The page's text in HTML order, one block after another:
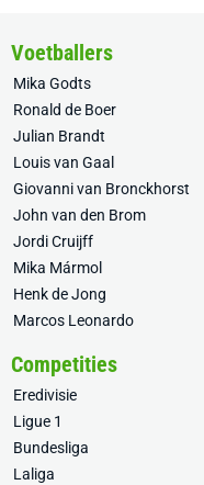
Voetballers
Mika Godts
Ronald de Boer
Julian Brandt
Louis van Gaal
Giovanni van Bronckhorst
John van den Brom
Jordi Cruijff
Mika Mármol
Henk de Jong
Marcos Leonardo
Competities
Eredivisie
Ligue 1
Bundesliga
Laliga